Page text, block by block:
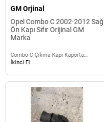
GM Orjinal
Opel Combo C 2002-2012 Sağ
Ön Kapı Sıfır Orijinal GM
Marka
Combo C Çıkma Kapı Kaporta
Aksamı
İkinci El